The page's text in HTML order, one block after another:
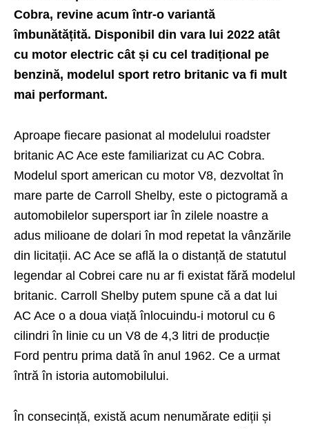
Cobra, revine acumîntr-o variantă
îmbunătățită. Disponibil din vara lui 2022 atât
cu motor electric cât și cu cel tradițional pe
benzină, modelul sport retro britanic va fi mult
mai performant.
Aproape fiecare pasionat al modelului roadster
britanic AC Ace este familiarizat cu AC Cobra.
Modelul sport american cu motor V8, dezvoltat în
mare parte de Carroll Shelby, este o pictogramă a
automobilelor supersport iar în zilele noastre a
adus milioane de dolari în mod repetat la vânzările
din licitații. AC Ace se află la o distanță de statutul
legendar al Cobrei care nu ar fi existat fără modelul
britanic. Carroll Shelby putem spune că a dat lui
AC Ace o a doua viață înlocuindu-i motorul cu 6
cilindri în linie cu un V8 de 4,3 litri de producție
Ford pentru prima dată în anul 1962. Ce a urmat
întră în istoria automobilului.
În consecință, există acum nenumărate ediții și